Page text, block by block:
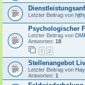
Letzter Beitrag von
Psychologischer
Letzter Beitrag von
Antworten: 18
1 2
Stellenangebot
Letzter Beitrag von
Antworten: 1